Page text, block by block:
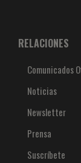
RELACIONES
Comunicados
Noticias
Newsletter
Prensa
Suscríbete